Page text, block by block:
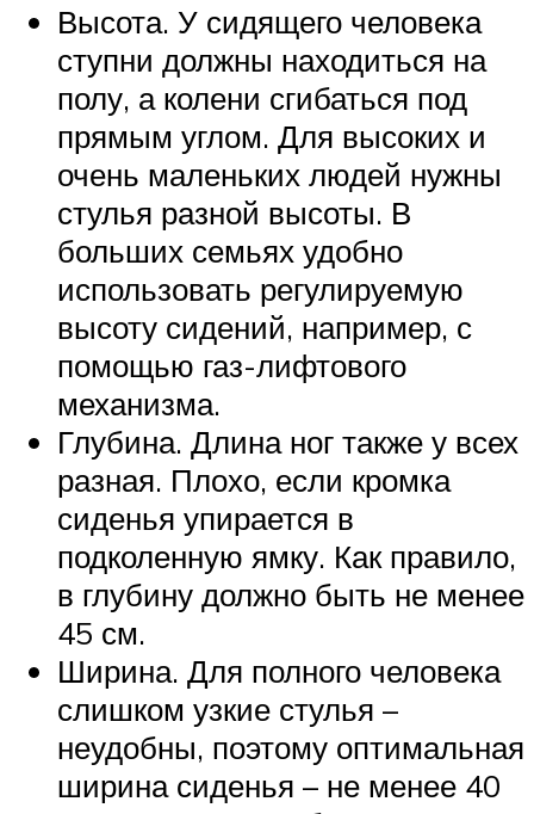
Высота. У сидящего человека
ступни должны находиться на
полу, а колени сгибаться под
прямым углом. Для высоких и
очень маленьких людей нужны
стулья разной высоты. В
больших семьях удобно
использовать регулируемую
высоту сидений, например, с
помощью газ-лифтового
механизма.
Глубина. Длина ног также у всех
разная. Плохо, если кромка
сиденья упирается в
подколенную ямку. Как правило,
в глубину должно быть не менее
45 см.
Ширина. Для полного человека
слишком узкие стулья –
неудобны, поэтому оптимальная
ширина сиденья – не менее 40